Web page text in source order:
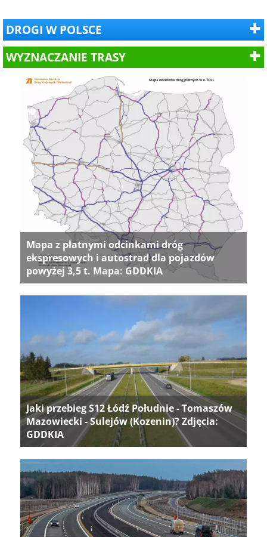
DROGI W POLSCE
WYZNACZANIE TRASY
Mapa z płatnymi odcinkami dróg
ekspresowych i autostrad dla pojazdów
powyżej 3,5 t. Mapa: GDDKIA
Jaki przebieg S12 Łódź Południe - Tomaszów
Mazowiecki - Sulejów (Kozenin)? Zdjęcia:
GDDKIA